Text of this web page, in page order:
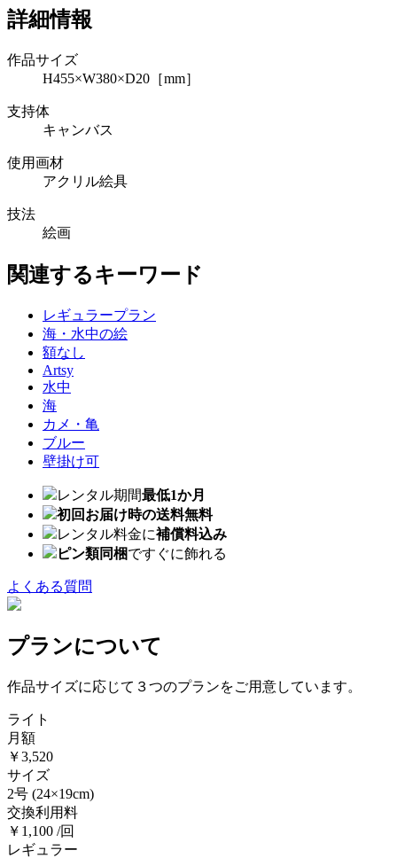
詳細情報
作品サイズ
H455×W380×D20［mm］
支持体
キャンバス
使用画材
アクリル絵具
技法
絵画
関連するキーワード
レギュラープラン
海・水中の絵
額なし
Artsy
水中
海
カメ・亀
ブルー
壁掛け可
レンタル期間最低1か月
初回お届け時の送料無料
レンタル料金に補償料込み
ピン類同梱ですぐに飾れる
よくある質問
プランについて
作品サイズに応じて３つのプランをご用意しています。
ライト
月額
￥3,520
サイズ
2号 (24×19cm)
交換利用料
￥1,100 /回
レギュラー